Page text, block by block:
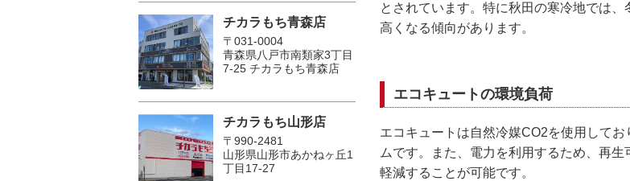
とされています。特に秋田の寒冷地では
高くなる傾向があります。
エコキュートの環境負荷
エコキュートは自然冷媒CO2を使用して
ムです。また、電力を利用するため、再
軽減することが可能です。
チカラもち青森店
〒031-0004
青森県八戸市南類家3丁目
7-25 チカラもち青森店
チカラもち山形店
〒990-2481
山形県山形市あかねヶ丘1
丁目17-27